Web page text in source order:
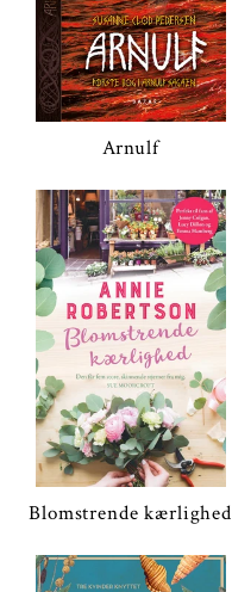
Arnulf
Blomstrende kærlighed